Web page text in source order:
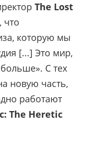
The Lost
что
которую мы
[...] Это мир,
С тех
новую часть,
работают
The Heretic